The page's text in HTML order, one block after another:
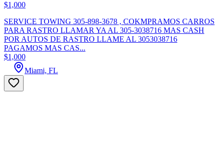
$1,000
SERVICE TOWING 305-898-3678 , COKMPRAMOS CARROS
PARA RASTRO LLAMAR YA AL 305-3038716 MAS CASH
POR AUTOS DE RASTRO LLAME AL 3053038716
PAGAMOS MAS CAS...
$1,000
Miami, FL